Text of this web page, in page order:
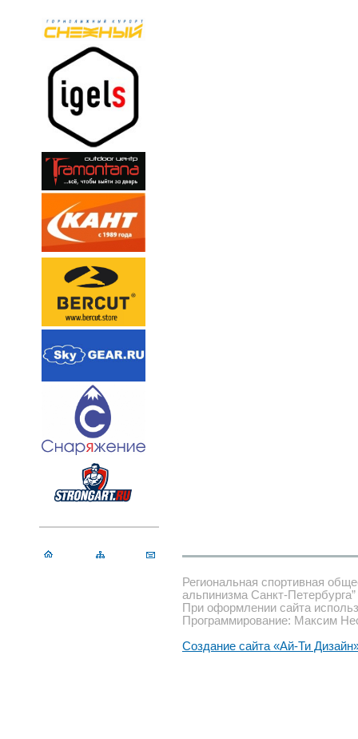
Региональная спортивная
альпинизма Санкт-Петербурга”
При оформлении сайта
Программирование: Максим
Создание сайта «Ай-Ти